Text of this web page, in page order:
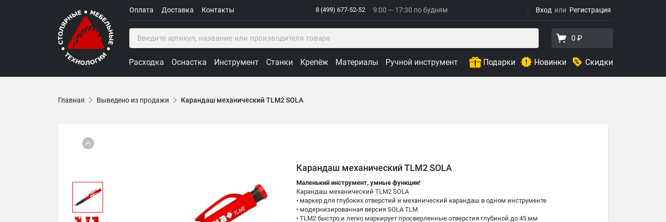
Оплата Доставка Контакты Вход Регистрация
8 (499) 677-52-52 9:00 — 17:30 по будням
0 ₽
Расходка Оснастка Инструмент Станки Крепёж Материалы Ручной инструмент Подарки Новинки Скидки
Главная Выведено из продажи Карандаш механический TLM2 SOLA
Карандаш механический TLM2 SOLA
Маленький инструмент, умные функции!
Карандаш механический TLM2 SOLA
• маркер для глубоких отверстий и механический карандаш в одном инструменте
• модернизированная версияSOLA TLM
• TLM2 быстро и легко маркирует просверленные отверстия глубиной до 45 мм